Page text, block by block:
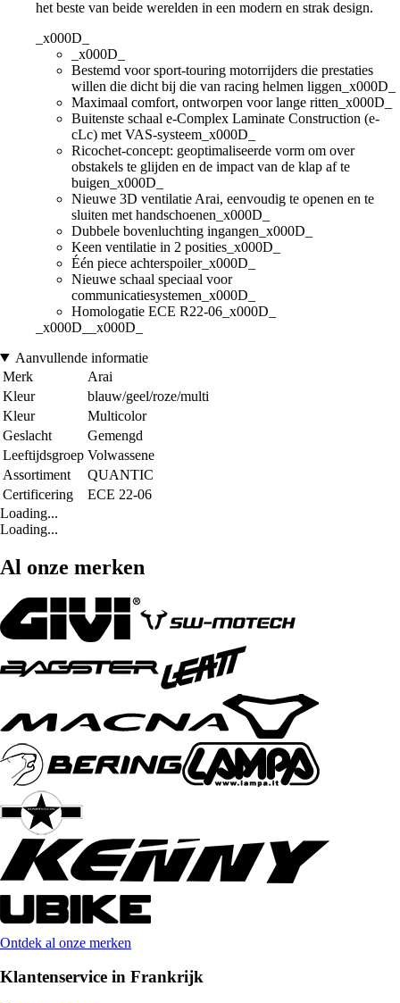
het beste van beide werelden in een modern en strak design.
_x000D_
_x000D_
Bestemd voor sport-touring motorrijders die prestaties
willen die dicht bij die van racing helmen liggen_x000D_
Maximaal comfort, ontworpen voor lange ritten_x000D_
Buitenste schaal e-Complex Laminate Construction (e-
cLc) met VAS-systeem_x000D_
Ricochet-concept: geoptimaliseerde vorm om over
obstakels te glijden en de impact van de klap af te
buigen_x000D_
Nieuwe 3D ventilatie Arai, eenvoudig te openen en te
sluiten met handschoenen_x000D_
Dubbele bovenluchting ingangen_x000D_
Keen ventilatie in 2 posities_x000D_
Één piece achterspoiler_x000D_
Nieuwe schaal speciaal voor
communicatiesystemen_x000D_
Homologatie ECE R22-06_x000D_
_x000D__x000D_
Aanvullende informatie
Merk
Arai
Kleur
blauw/geel/roze/multi
Kleur
Multicolor
Geslacht
Gemengd
Leeftijdsgroep Volwassene
Assortiment
QUANTIC
Certificering
ECE 22-06
Loading...
Loading...
Al onze merken
Ontdek al onze merken
Klantenservice in Frankrijk